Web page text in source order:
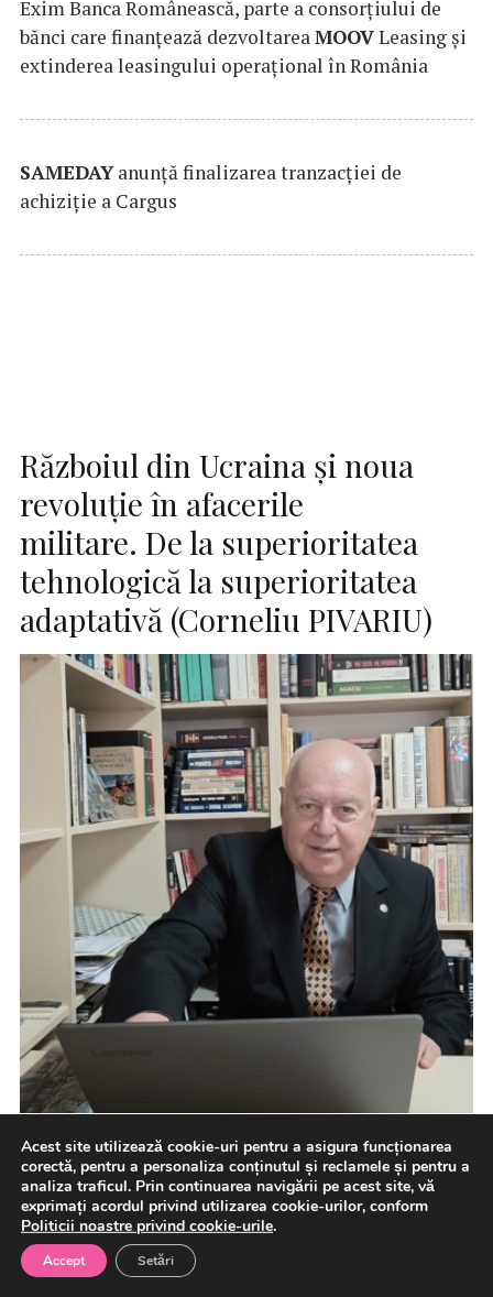
Exim Banca Românească, parte a consorțiului de
bănci care finanțează dezvoltareaMOOVLeasing și
extinderea leasingului operațional în România
SAMEDAYanunță finalizarea tranzacției de
achiziție a Cargus
Războiul din Ucraina și noua
revoluție în afacerile
militare. De la superioritatea
tehnologică la superioritatea
adaptativă (Corneliu PIVARIU)
În secolul XXI, avantajul strategic nu va aparține
armatei care dispune de cea mai performantă
tehnologie, ci ecosistemului […]
Acest site utilizează cookie-uri pentru a asigura funcționarea
corectă, pentru a personaliza conținutul și reclamele și pentru a
analiza traficul. Prin continuarea navigării pe acest site, vă
exprimați acordul privind utilizarea cookie-urilor, conform
Politicii noastre privind cookie-urile.
Accept Setări